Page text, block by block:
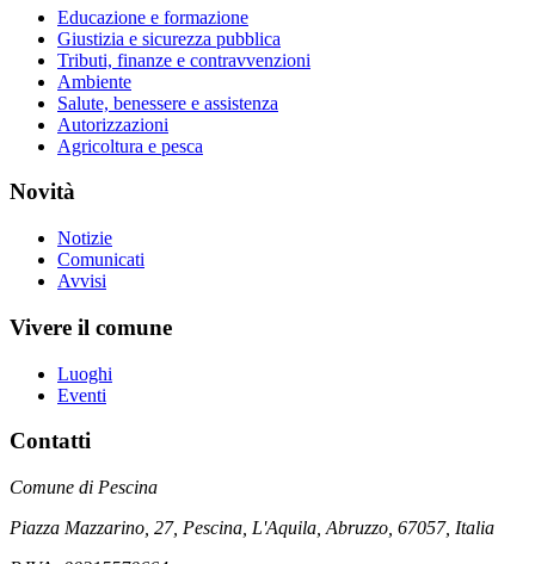
Educazione e formazione
Giustizia e sicurezza pubblica
Tributi, finanze e contravvenzioni
Ambiente
Salute, benessere e assistenza
Autorizzazioni
Agricoltura e pesca
Novità
Notizie
Comunicati
Avvisi
Vivere il comune
Luoghi
Eventi
Contatti
Comune di Pescina
Piazza Mazzarino, 27, Pescina, L'Aquila, Abruzzo, 67057, Italia